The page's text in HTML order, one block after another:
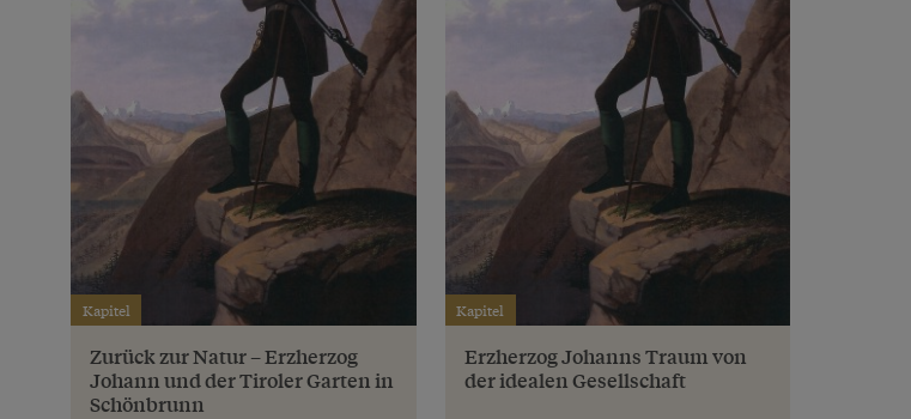
Kapitel
Zurück zur Natur – Erzherzog
Johann und der Tiroler Garten in
Schönbrunn
Kapitel
Erzherzog Johanns Traum von
der idealen Gesellschaft